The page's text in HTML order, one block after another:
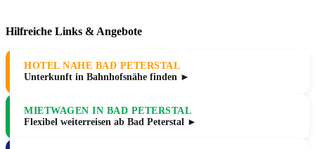
Hilfreiche Links & Angebote
HOTEL NAHE BAD PETERSTAL
Unterkunft in Bahnhofsnähe finden ►
MIETWAGEN IN BAD PETERSTAL
Flexibel weiterreisen ab Bad Peterstal ►